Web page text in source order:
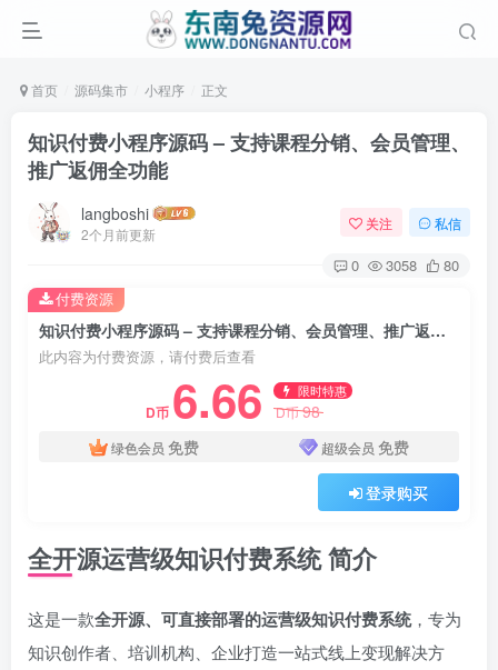
首页 源码集市 小程序 正文
知识付费小程序源码 – 支持课程分销、会员管理、
推广返佣全功能
langboshi
2个月前更新
关注 私信
0 3058 80
知识付费小程序源码 – 支持课程分销、会员管理、推广返佣全功能
此内容为付费资源，请付费后查看
D币 6.66 限时特惠
D币98
绿色会员 免费 超级会员 免费
登录购买
付费资源
全开源运营级知识付费系统 简介
这是一款全开源、可直接部署的运营级知识付费系统，专为
知识创作者、培训机构、企业打造一站式线上变现解决方